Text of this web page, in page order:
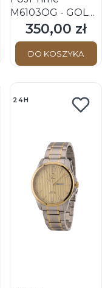
M6103QG - GOLD
- Męski - Zegarek
kwarcowy na
bransolecie
Cena
350,00 zł
DO KOSZYKA
24H